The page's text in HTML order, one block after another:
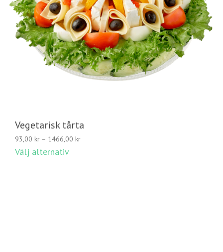
Vegetarisk tårta
93,00 kr – 1466,00 krPrisintervall:
Välj alternativ